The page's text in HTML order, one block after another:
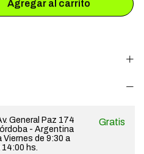
General Paz 174
- Argentina
Viernes de 9:30 a
hs.
Gratis